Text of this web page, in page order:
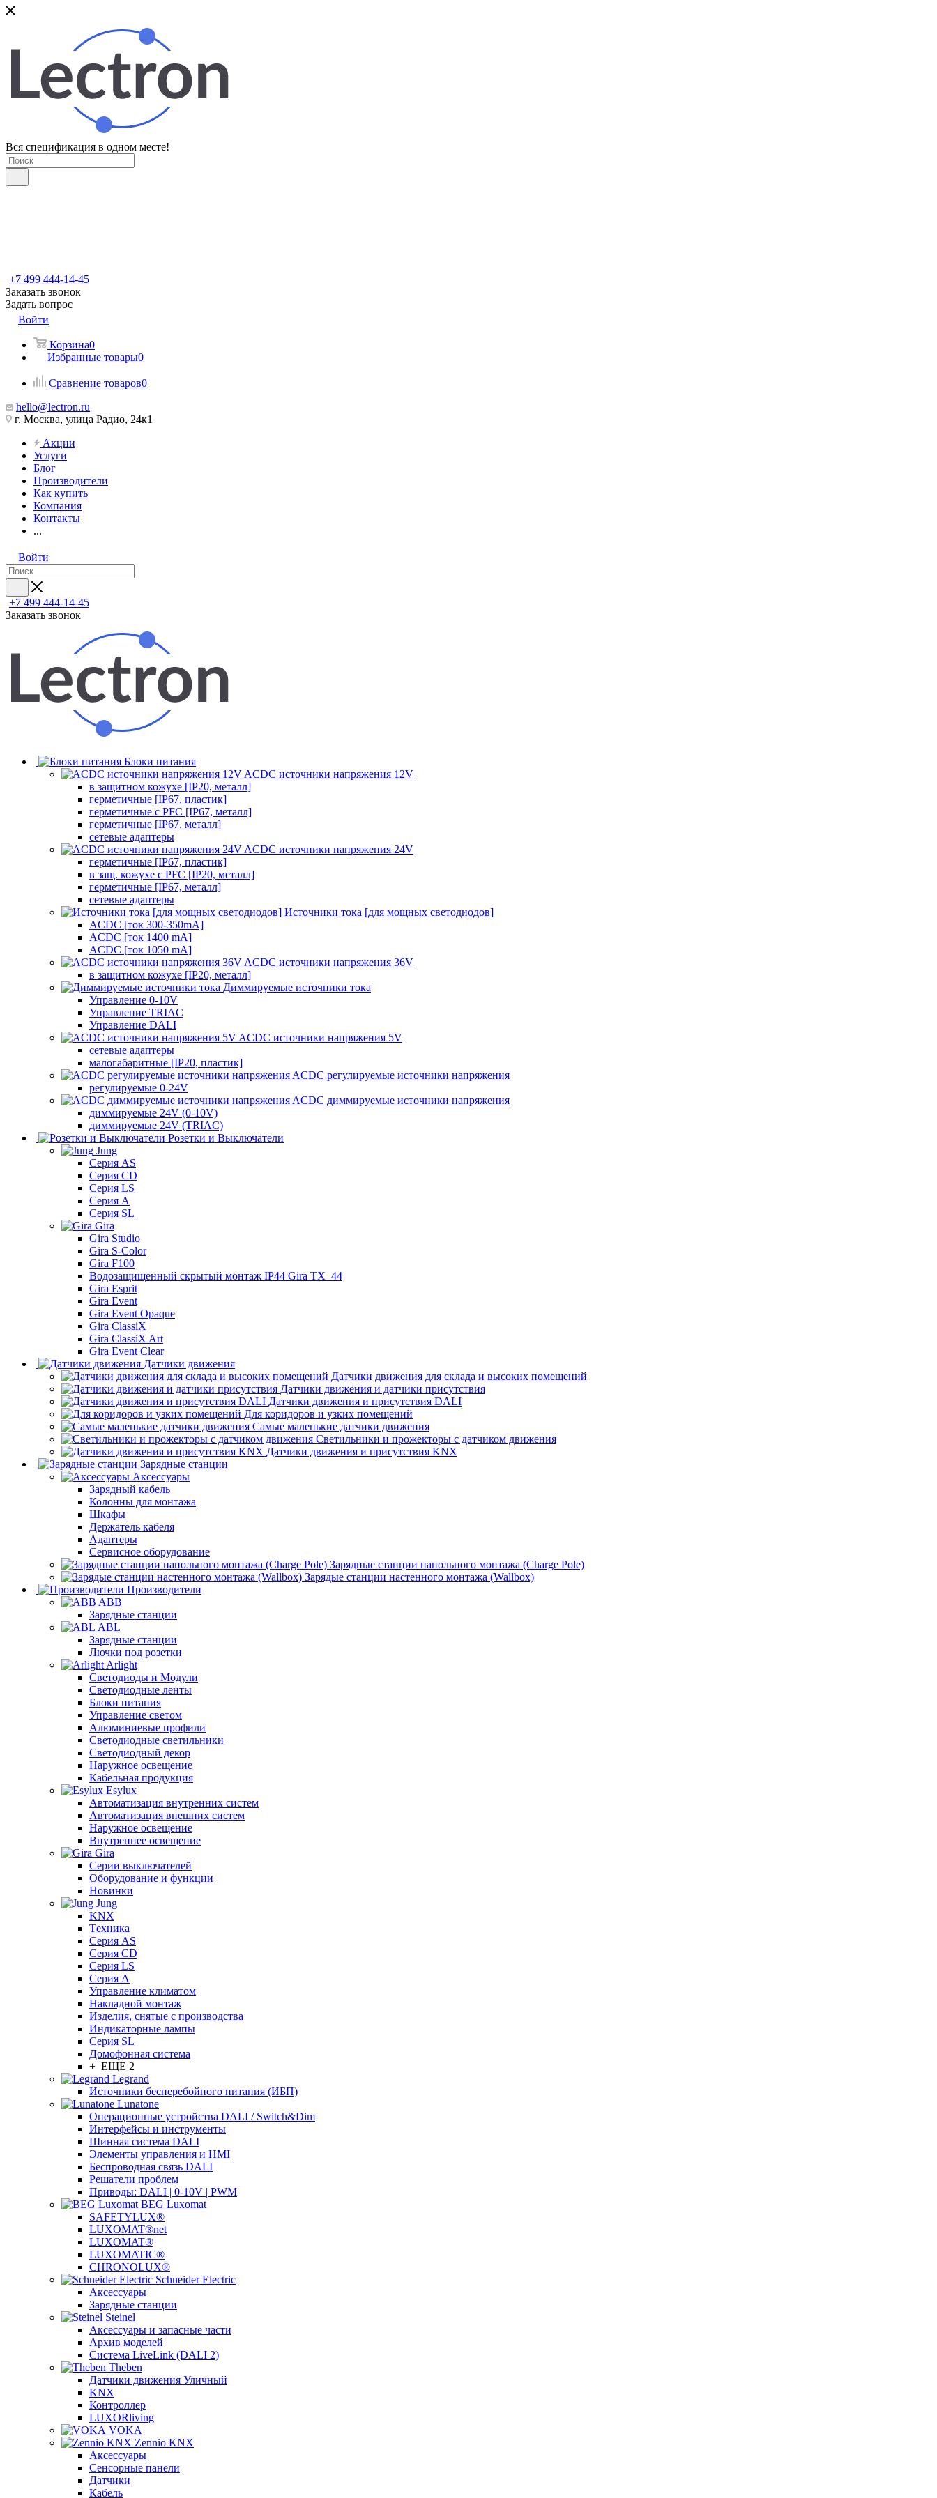
Вся спецификация в одном месте!
+7 499 444-14-45
Заказать звонок
Задать вопрос
Войти
Корзина0
Избранные товары0
Сравнение товаров0
hello@lectron.ru
г. Москва, улица Радио, 24к1
Акции
Услуги
Блог
Производители
Как купить
Компания
Контакты
...
Войти
+7 499 444-14-45
Заказать звонок
Блоки питания
ACDC источники напряжения 12V
в защитном кожухе [IP20, металл]
герметичные [IP67, пластик]
герметичные с PFC [IP67, металл]
герметичные [IP67, металл]
сетевые адаптеры
ACDC источники напряжения 24V
герметичные [IP67, пластик]
в защ. кожухе с PFC [IP20, металл]
герметичные [IP67, металл]
сетевые адаптеры
Источники тока [для мощных светодиодов]
ACDC [ток 300-350mA]
ACDC [ток 1400 mA]
ACDC [ток 1050 mA]
ACDC источники напряжения 36V
в защитном кожухе [IP20, металл]
Диммируемые источники тока
Управление 0-10V
Управление TRIAC
Управление DALI
ACDC источники напряжения 5V
сетевые адаптеры
малогабаритные [IP20, пластик]
ACDC регулируемые источники напряжения
регулируемые 0-24V
ACDC диммируемые источники напряжения
диммируемые 24V (0-10V)
диммируемые 24V (TRIAC)
Розетки и Выключатели
Jung
Серия AS
Серия CD
Серия LS
Серия A
Серия SL
Gira
Gira Studio
Gira S-Color
Gira F100
Водозащищенный скрытый монтаж IP44 Gira TX_44
Gira Esprit
Gira Event
Gira Event Opaque
Gira ClassiX
Gira ClassiX Art
Gira Event Clear
Датчики движения
Датчики движения для склада и высоких помещений
Датчики движения и датчики присутствия
Датчики движения и присутствия DALI
Для коридоров и узких помещений
Самые маленькие датчики движения
Светильники и прожекторы с датчиком движения
Датчики движения и присутствия KNX
Зарядные станции
Аксессуары
Зарядный кабель
Колонны для монтажа
Шкафы
Держатель кабеля
Адаптеры
Сервисное оборудование
Зарядные станции напольного монтажа (Charge Pole)
Зарядые станции настенного монтажа (Wallbox)
Производители
ABB
Зарядные станции
ABL
Зарядные станции
Лючки под розетки
Arlight
Светодиоды и Модули
Светодиодные ленты
Блоки питания
Управление светом
Алюминиевые профили
Светодиодные светильники
Светодиодный декор
Наружное освещение
Кабельная продукция
Esylux
Автоматизация внутренних систем
Автоматизация внешних систем
Наружное освещение
Внутреннее освещение
Gira
Серии выключателей
Оборудование и функции
Новинки
Jung
KNX
Tехника
Серия AS
Серия CD
Серия LS
Серия A
Управление климатом
Накладной монтаж
Изделия, снятые с производства
Индикаторные лампы
Серия SL
Домофонная система
+ ЕЩЕ 2
Legrand
Источники бесперебойного питания (ИБП)
Lunatone
Операционные устройства DALI / Switch&Dim
Интерфейсы и инструменты
Шинная система DALI
Элементы управления и HMI
Беспроводная связь DALI
Решатели проблем
Приводы: DALI | 0-10V | PWM
BEG Luxomat
SAFETYLUX®
LUXOMAT®net
LUXOMAT®
LUXOMATIC®
CHRONOLUX®
Schneider Electric
Аксессуары
Зарядные станции
Steinel
Аксессуары и запасные части
Архив моделей
Система LiveLink (DALI 2)
Theben
Датчики движения Уличный
KNX
Контроллер
LUXORliving
VOKA
Zennio KNX
Аксессуары
Сенсорные панели
Датчики
Кабель